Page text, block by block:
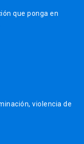
que ponga en
violencia de